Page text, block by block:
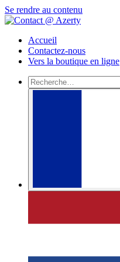
Se rendre au contenu
Accueil
Contactez-nous
Vers la boutique en ligne